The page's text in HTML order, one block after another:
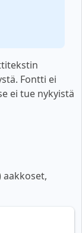
Fontti ei
ei tue nykyistä
aakkoset,